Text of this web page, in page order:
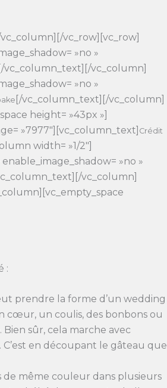
vc_row][vc_row]
»no »
[/vc_column_text][/vc_column]
»no »
[/vc_column_text][/vc_column]
height= »43px »]
»7977″][vc_column_text] Crédit
width= »1/2″]
»no »
vc_column]
:
prendre la forme d’un wedding
cœur, un coulis, des bonbons ou
sûr, cela marche avec
en découpant le gâteau que
de même couleur dans plusieurs